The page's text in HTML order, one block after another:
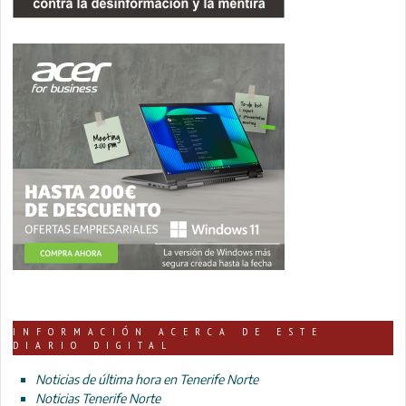
INFORMACIÓN ACERCA DE ESTE
DIARIO DIGITAL
Noticias de última hora en Tenerife Norte
Noticias Tenerife Norte